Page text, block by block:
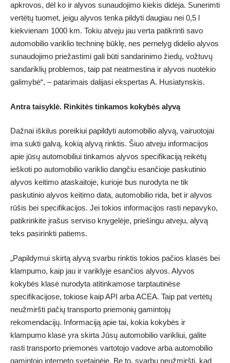
apkrovos, dėl ko ir alyvos sunaudojimo kiekis didėja. Sunerimti
vertėtų tuomet, jeigu alyvos tenka pildyti daugiau nei 0,5 l
kiekvienam 1000 km. Tokiu atveju jau verta patikrinti savo
automobilio variklio techninę būklę, nes pernelyg didelio alyvos
sunaudojimo priežastimi gali būti sandarinimo žiedų, vožtuvų
sandariklių problemos, taip pat neatmestina ir alyvos nuotėkio
galimybė“, – patarimais dalijasi ekspertas A. Husiatynskis.
Antra taisyklė. Rinkitės tinkamos kokybės alyvą
Dažnai iškilus poreikiui papildyti automobilio alyvą, vairuotojai
ima sukti galvą, kokią alyvą rinktis. Šiuo atveju informacijos
apie jūsų automobiliui tinkamos alyvos specifikaciją reikėtų
ieškoti po automobilio variklio dangčiu esančioje paskutinio
alyvos keitimo ataskaitoje, kurioje bus nurodyta ne tik
paskutinio alyvos keitimo data, automobilio rida, bet ir alyvos
rūšis bei specifikacijos. Jei tokios informacijos rasti nepavyko,
patikrinkite įrašus serviso knygelėje, priešingu atveju, alyvą
teks pasirinkti patiems.
„Papildymui skirtą alyvą svarbu rinktis tokios pačios klasės bei
klampumo, kaip jau ir variklyje esančios alyvos. Alyvos
kokybės klasė nurodyta atitinkamose tarptautinėse
specifikacijose, tokiose kaip API arba ACEA. Taip pat vertėtų
neužmiršti pačių transporto priemonių gamintojų
rekomendacijų. Informaciją apie tai, kokia kokybės ir
klampumo klasė yra skirta Jūsų automobilio varikliui, galite
rasti transporto priemonės vartotojo vadove arba automobilio
gamintojo interneto svetainėje. Be to, svarbu neužmiršti, kad